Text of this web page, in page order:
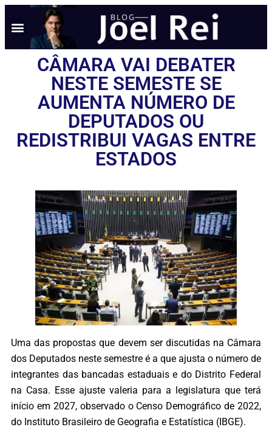
CÂMARA VAI DEBATER
NESTE SEMESTE SE
AUMENTA NÚMERO DE
DEPUTADOS OU
REDISTRIBUI VAGAS ENTRE
ESTADOS
Uma das propostas que devem ser discutidas na Câmara
dos Deputados neste semestre é a que ajusta o número de
integrantes das bancadas estaduais e do Distrito Federal
na Casa. Esse ajuste valeria para a legislatura que terá
início em 2027, observado o Censo Demográfico de 2022,
do Instituto Brasileiro de Geografia e Estatística (IBGE).